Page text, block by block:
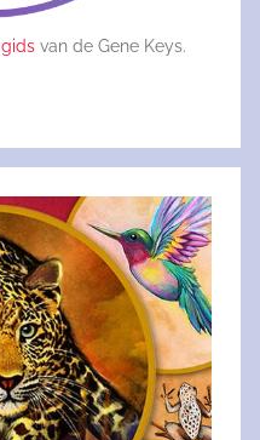
gidsvan de Gene Keys.